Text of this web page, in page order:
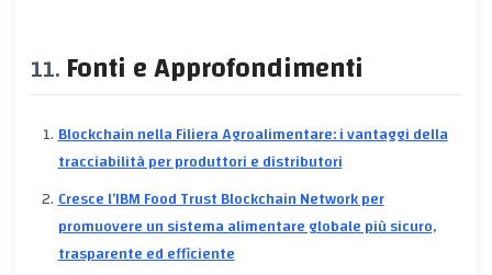
Fonti e Approfondimenti
Blockchain nella Filiera Agroalimentare: i vantaggi della
tracciabilità per produttori e distributori
Cresce l’IBM Food Trust Blockchain Network per
promuovere un sistema alimentare globale più sicuro,
trasparente ed efficiente